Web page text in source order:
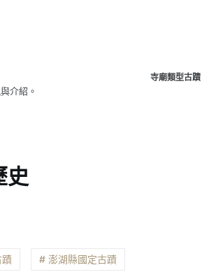
介紹。
寺廟類型古蹟
史
蹟 # 澎湖縣國定古蹟